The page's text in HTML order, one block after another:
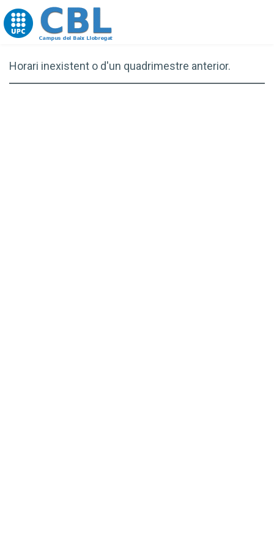
Go to upc.edu
Horari inexistent o d'un quadrimestre anterior.